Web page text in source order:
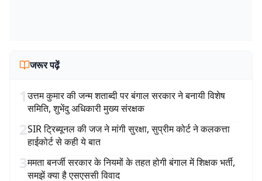
जरूर पढ़ें
1उत्तम कुमार की जन्म शताब्दी पर बंगाल सरकार ने बनायी विशेष
समिति, शुभेंदु अधिकारी मुख्य संरक्षक
2SIR ट्रिब्यूनल की जज ने मांगी सुरक्षा, सुप्रीम कोर्ट ने कलकत्ता
हाईकोर्ट से कही ये बात
3ममता बनर्जी सरकार के नियमों के तहत होगी बंगाल में शिक्षक भर्ती,
समझें क्या है एसएससी विवाद